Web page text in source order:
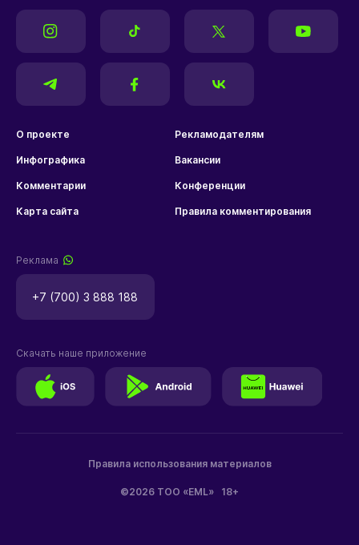
О проекте Рекламодателям
Инфографика Вакансии
Комментарии Конференции
Карта сайта Правила комментирования
Реклама
+7 (700) 3 888 188
©2026 ТОО «EML» 18+
Правила использования материалов
Скачать наше приложение